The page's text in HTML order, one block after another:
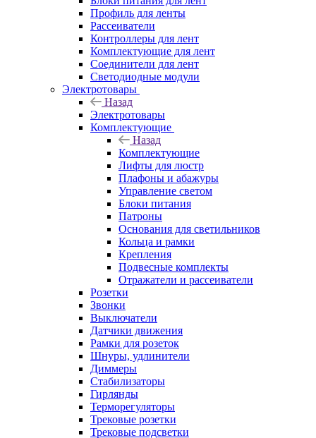
Профиль для ленты
Рассеиватели
Контроллеры для лент
Комплектующие для лент
Соединители для лент
Светодиодные модули
Электротовары
Назад
Электротовары
Комплектующие
Назад
Комплектующие
Лифты для люстр
Плафоны и абажуры
Управление светом
Блоки питания
Патроны
Основания для светильников
Кольца и рамки
Крепления
Подвесные комплекты
Отражатели и рассеиватели
Розетки
Звонки
Выключатели
Датчики движения
Рамки для розеток
Шнуры, удлинители
Диммеры
Стабилизаторы
Гирлянды
Терморегуляторы
Трековые розетки
Трековые подсветки